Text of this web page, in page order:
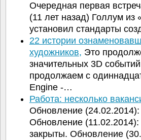
Очередная первая
(11 лет назад) Голлум из
установил стандарты
22 истории
художников, Это
значительных 3D
продолжаем с
Engine -…
Работа: несколько
Обновление
Обновление
закрыты. Обновление